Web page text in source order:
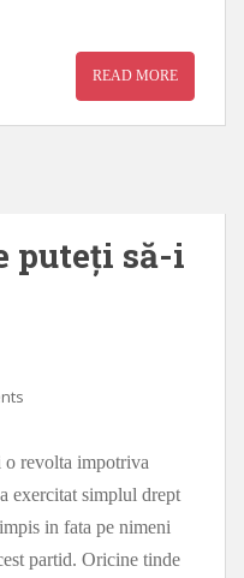
READ MORE
puteți să-i
o revolta impotriva
exercitat simplul drept
in fata pe nimeni
partid. Oricine tinde